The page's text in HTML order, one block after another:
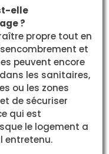
elle
?
propre tout en
et
peuvent encore
les sanitaires,
ou les zones
de sécuriser
qui est
le logement a
entretenu.